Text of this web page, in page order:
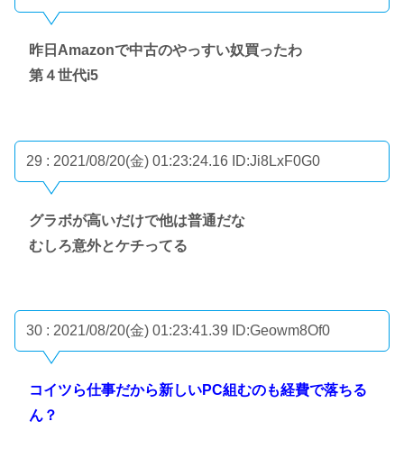
昨日Amazonで中古のやっすい奴買ったわ
第４世代i5
29 : 2021/08/20(金) 01:23:24.16 ID:Ji8LxF0G0
グラボが高いだけで他は普通だな
むしろ意外とケチってる
30 : 2021/08/20(金) 01:23:41.39 ID:Geowm8Of0
コイツら仕事だから新しいPC組むのも経費で落ちる
ん？